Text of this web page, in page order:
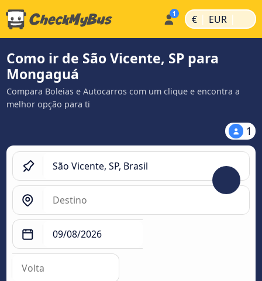
€ | EUR |
Como ir de São Vicente, SP para
Mongaguá
Compara Boleias e Autocarros com um clique e encontra a
melhor opção para ti
1